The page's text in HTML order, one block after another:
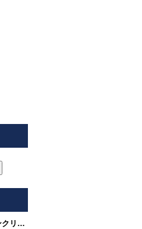
愛知県名古屋市 土間コンクリート工事 左官工事 真空 リングコンクリート工事 カッター工事 レベリング工 事 株式会社名南フロアー求人募集中